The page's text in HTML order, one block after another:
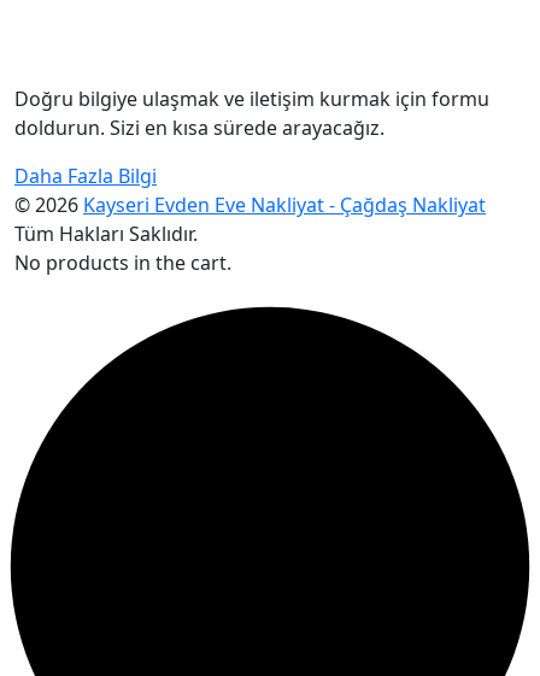
Doğru bilgiye ulaşmak ve iletişim kurmak için formu
doldurun. Sizi en kısa sürede arayacağız.
Daha Fazla Bilgi
© 2026 Kayseri Evden Eve Nakliyat - Çağdaş Nakliyat
Tüm Hakları Saklıdır.
No products in the cart.